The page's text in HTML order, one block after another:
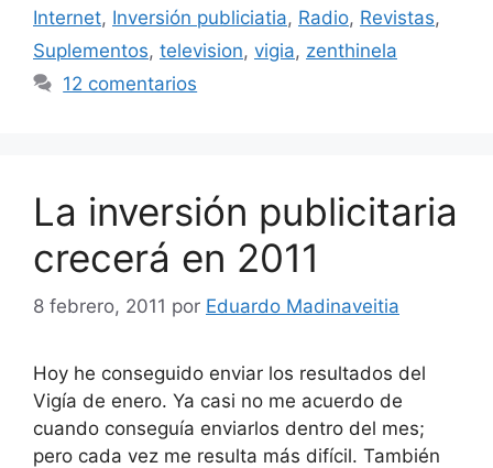
Internet, Inversión publiciatia, Radio, Revistas,
Suplementos, television, vigia, zenthinela
12 comentarios
La inversión publicitaria
crecerá en 2011
8 febrero, 2011 por Eduardo Madinaveitia
Hoy he conseguido enviar los resultados del
Vigía de enero. Ya casi no me acuerdo de
cuando conseguía enviarlos dentro del mes;
pero cada vez me resulta más difícil. También